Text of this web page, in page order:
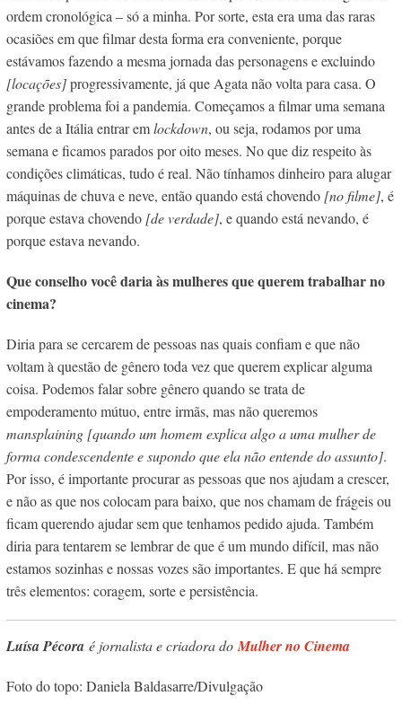
ordem cronológica – só a minha. Por sorte, esta era uma das raras
ocasiões em que filmar desta forma era conveniente, porque
estávamos fazendo a mesma jornada das personagens e excluindo
[locações]progressivamente, já que Agata não volta para casa. O
grande problema foi a pandemia. Começamos a filmar uma semana
antes de a Itália entrar emlockdown, ou seja, rodamos por uma
semana e ficamos parados por oito meses. No que diz respeito às
condições climáticas, tudo é real. Não tínhamos dinheiro para alugar
máquinas de chuva e neve, então quando está chovendo[no filme], é
porque estava chovendo [de verdade], e quando está nevando, é
porque estava nevando.
Que conselho você daria às mulheres que querem trabalhar no
cinema?
Diria para se cercarem de pessoas nas quais confiam e que não
voltam à questão de gênero toda vez que querem explicar alguma
coisa. Podemos falar sobre gênero quando se trata de
empoderamento mútuo, entre irmãs, mas não queremos
mansplaining [quando um homem explica algo a uma mulher de
forma condescendente e supondo que ela não entende do assunto].
Por isso, é importante procurar as pessoas que nos ajudam a crescer,
e não as que nos colocam para baixo, que nos chamam de frágeis ou
ficam querendo ajudar sem que tenhamos pedido ajuda. Também
diria para tentarem se lembrar de que é um mundo difícil, mas não
estamos sozinhas e nossas vozes são importantes. E que há sempre
três elementos: coragem, sorte e persistência.
Luísa Pécoraé jornalista e criadora doMulher no Cinema
Foto do topo: Daniela Baldasarre/Divulgação